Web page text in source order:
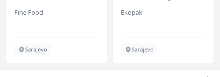
Fine Food
Sarajevo
Ekopak
Sarajevo